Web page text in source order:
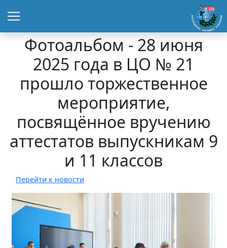
Фотоальбом - 28 июня
2025 года в ЦО № 21
прошло торжественное
мероприятие,
посвящённое вручению
аттестатов выпускникам 9
и 11 классов
Перейти к новости